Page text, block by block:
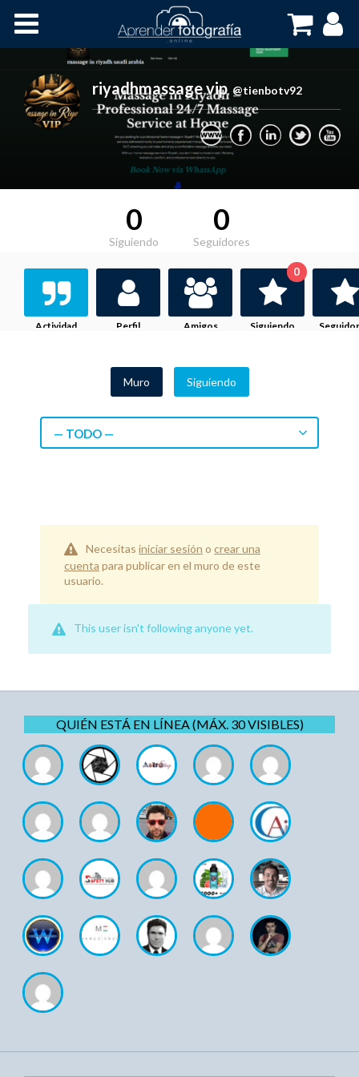
Cursos OnLine
riyadhmassage vip, @tienbotv92
0
Siguiendo
0
Seguidores
Actividad Perfil Amigos Siguiendo
0
Muro Siguiendo
— TODO —
Necesitas iniciar sesión o crear una
cuenta para publicar en el muro de este
usuario.
This user isn't following anyone yet.
QUIÉN ESTÁ EN LÍNEA (MÁX. 30 VISIBLES)